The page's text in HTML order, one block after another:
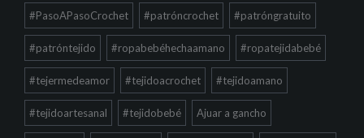
#PasoAPasoCrochet #patróncrochet #patróngratuito
#patróntejido #ropabebéhechaamano #ropatejidabebé
#tejermedeamor #tejidoacrochet #tejidoamano
#tejidoartesanal #tejidobebé Ajuar a gancho